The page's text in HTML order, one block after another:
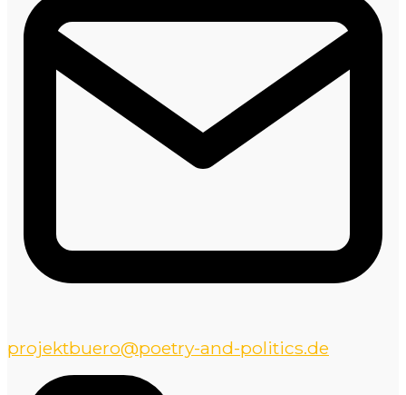
projektbuero@poetry-and-politics.de